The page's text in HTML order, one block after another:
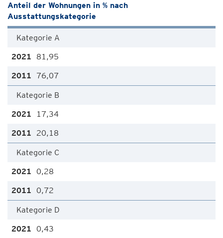
Anteil der Wohnungen in % nach
Ausstattungskategorie
Kategorie A
81,95
76,07
Kategorie B
17,34
20,18
Kategorie C
0,28
0,72
Kategorie D
0,43